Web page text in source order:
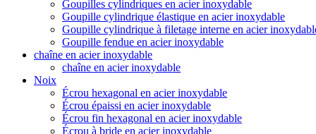
Goupilles cylindriques en acier inoxydable
Goupille cylindrique élastique en acier inoxydable
Goupille cylindrique à filetage interne en acier
Goupille fendue en acier inoxydable
chaîne en acier inoxydable
chaîne en acier inoxydable
Noix
Écrou hexagonal en acier inoxydable
Écrou épaissi en acier inoxydable
Écrou fin hexagonal en acier inoxydable
Écrou à bride en acier inoxydable